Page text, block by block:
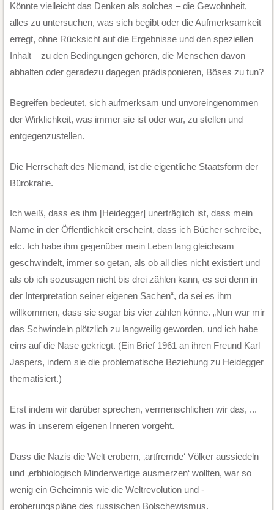
Könnte vielleicht das Denken als solches – die Gewohnheit,
alles zu untersuchen, was sich begibt oder die Aufmerksamkeit
erregt, ohne Rücksicht auf die Ergebnisse und den speziellen
Inhalt – zu den Bedingungen gehören, die Menschen davon
abhalten oder geradezu dagegen prädisponieren, Böses zu tun?
Begreifen bedeutet, sich aufmerksam und unvoreingenommen
der Wirklichkeit, was immer sie ist oder war, zu stellen und
entgegenzustellen.
Die Herrschaft des Niemand, ist die eigentliche Staatsform der
Bürokratie.
Ich weiß, dass es ihm [Heidegger] unerträglich ist, dass mein
Name in der Öffentlichkeit erscheint, dass ich Bücher schreibe,
etc. Ich habe ihm gegenüber mein Leben lang gleichsam
geschwindelt, immer so getan, als ob all dies nicht existiert und
als ob ich sozusagen nicht bis drei zählen kann, es sei denn in
der Interpretation seiner eigenen Sachen“, da sei es ihm
willkommen, dass sie sogar bis vier zählen könne. „Nun war mir
das Schwindeln plötzlich zu langweilig geworden, und ich habe
eins auf die Nase gekriegt. (Ein Brief 1961 an ihren Freund Karl
Jaspers, indem sie die problematische Beziehung zu Heidegger
thematisiert.)
Erst indem wir darüber sprechen, vermenschlichen wir das, ...
was in unserem eigenen Inneren vorgeht.
Dass die Nazis die Welt erobern, ‚artfremde‘ Völker aussiedeln
und ‚erbbiologisch Minderwertige ausmerzen‘ wollten, war so
wenig ein Geheimnis wie die Weltrevolution und -
eroberungspläne des russischen Bolschewismus.